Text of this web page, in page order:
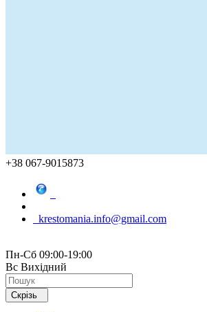
+38 067-9015873
krestomania.info@gmail.com
Пн-Сб 09:00-19:00
Вс Вихідний
Скрізь